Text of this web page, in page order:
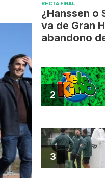
RECTA FINAL
¿Hanssen o
va de Gran
abandono
2
3